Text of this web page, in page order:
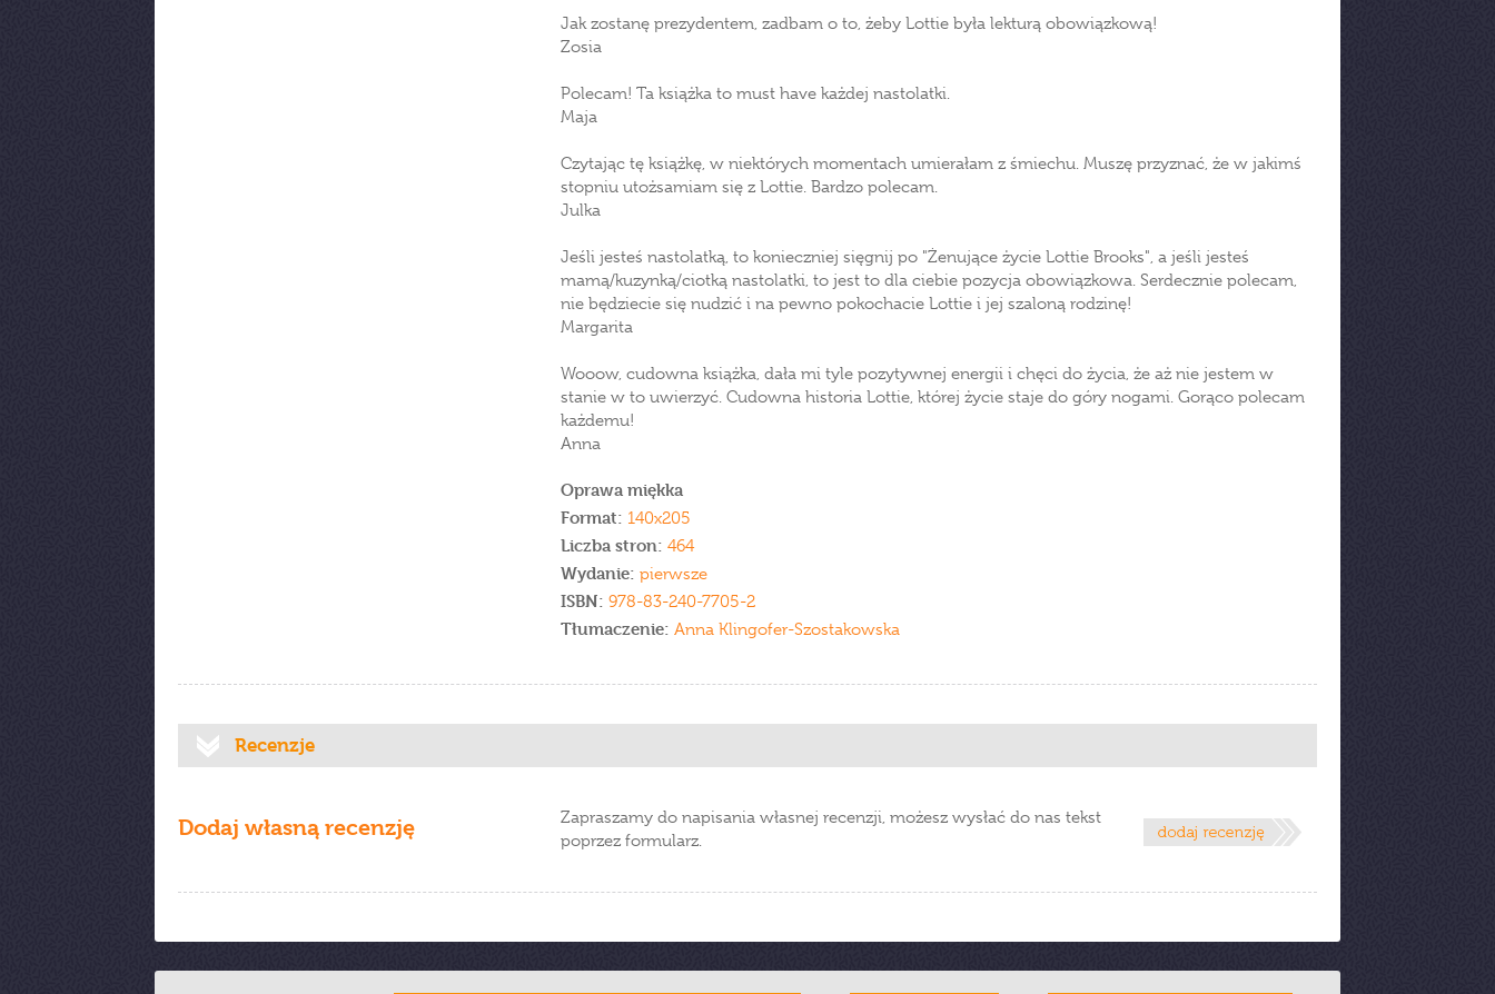
Jak zostanę prezydentem, zadbam o to, żeby Lottie była lekturą obowiązkową!
Zosia
Polecam! Ta książka to must have każdej nastolatki.
Maja
Czytając tę książkę, w niektórych momentach umierałam z śmiechu. Muszę przyznać, że w jakimś
stopniu utożsamiam się z Lottie. Bardzo polecam.
Julka
Jeśli jesteś nastolatką, to konieczniej sięgnij po "Żenujące życie Lottie Brooks", a jeśli jesteś
mamą/kuzynką/ciotką nastolatki, to jest to dla ciebie pozycja obowiązkowa. Serdecznie polecam,
nie będziecie się nudzić i na pewno pokochacie Lottie i jej szaloną rodzinę!
Margarita
Wooow, cudowna książka, dała mi tyle pozytywnej energii i chęci do życia, że aż nie jestem w
stanie w to uwierzyć. Cudowna historia Lottie, której życie staje do góry nogami. Gorąco polecam
każdemu!
Anna
Oprawa miękka
Format: 140x205
Liczba stron: 464
Wydanie: pierwsze
ISBN: 978-83-240-7705-2
Tłumaczenie: Anna Klingofer-Szostakowska
Recenzje
Dodaj własną recenzję
Zapraszamy do napisania własnej recenzji, możesz wysłać do nas tekst
poprzez formularz.